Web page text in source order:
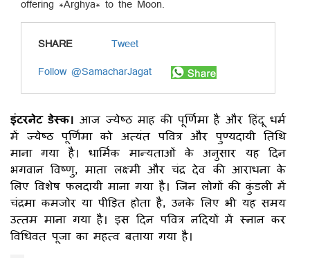
SHARE
Tweet
Follow @SamacharJagat
इंटरनेट डेस्क। आज ज्येष्ठ माह की पूर्णिमा है और हिंदू धर्म
में ज्येष्ठ पूर्णिमा को अत्यंत पवित्र और पुण्यदायी तिथि
माना गया है। धार्मिक मान्यताओं के अनुसार यह दिन
भगवान विष्णु, माता लक्ष्मी और चंद्र देव की आराधना के
लिए विशेष फलदायी माना गया है। जिन लोगों की कुंडली में
चंद्रमा कमजोर या पीड़ित होता है, उनके लिए भी यह समय
उत्तम माना गया है। इस दिन पवित्र नदियों में स्नान कर
विधिवत पूजा का महत्व बताया गया है।